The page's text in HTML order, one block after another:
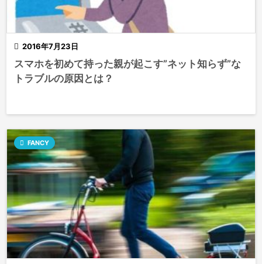
 2016年7月23日
スマホを初めて持った親が起こす”ネット知らず”な
トラブルの原因とは？
 FANCY